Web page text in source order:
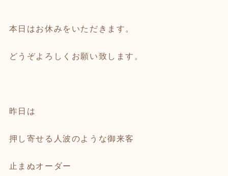
本日はお休みをいただきます。
どうぞよろしくお願い致します。
昨日は
押し寄せる人波のような御来客
止まぬオーダー